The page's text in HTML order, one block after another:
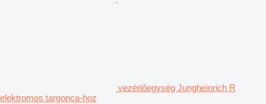
vezérlőegység Jungheinrich R
elektromos targonca-hoz